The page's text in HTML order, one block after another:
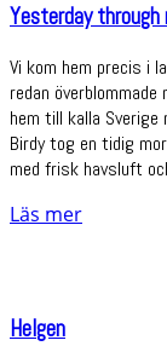
Yesterday through
Vi kom hem precis i
redan
hem till kalla Sverige
Birdy tog en tidig
med frisk havsluft
Läs mer
Helgen